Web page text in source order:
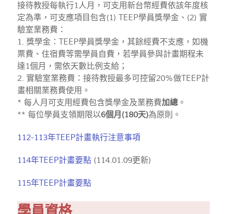
接待教授每執行1人月，可支用新台幣經費依該年度核
定為準，可支應項目包含(1) TEEP學員獎學金、(2) 實
驗室業務費：
1. 獎學金：TEEP學員獎學金，其餘經費不支應，如機
票費、住宿費等需學員自費，若學員參與計畫期程未
達1個月，需依天數比例支給；
2. 實驗室業務費：接待教授最多可控留20%做TEEP計
畫相關業務費使用。
* 每人月可支用經費包含獎學金及業務費加總 。
** 每位學員支領期限以6個月(180天)為原則。
112-113年TEEP計畫執行注意事項
114年TEEP計畫要點 (114.01.09更新)
115年TEEP計畫要點